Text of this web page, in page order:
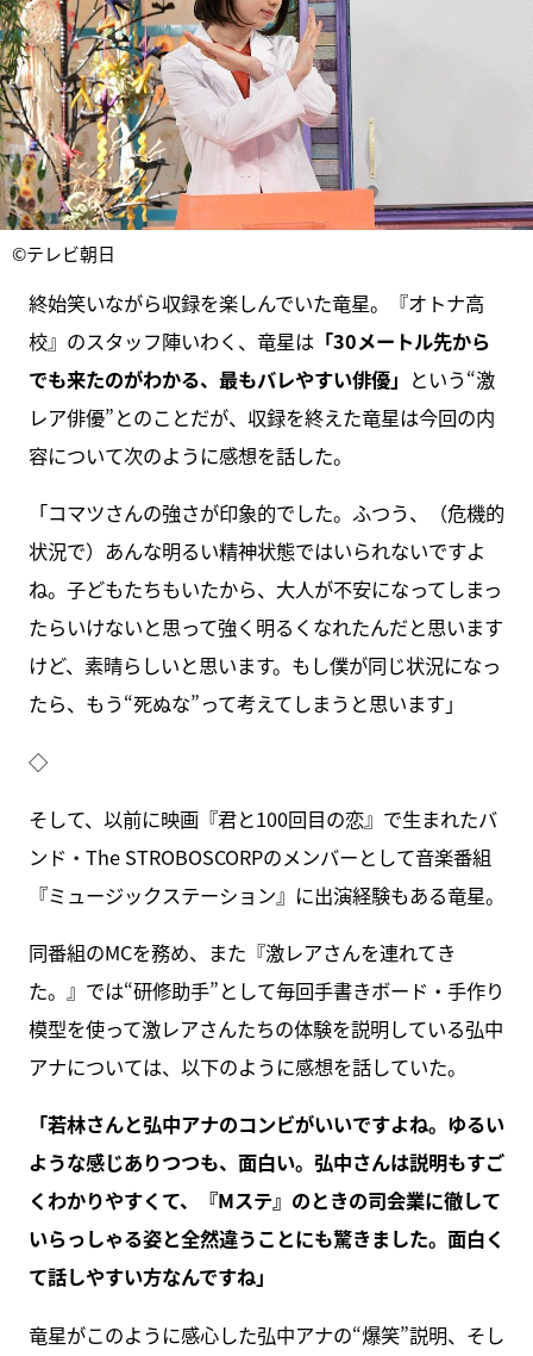
©テレビ朝日
終始笑いながら収録を楽しんでいた竜星。『オトナ高
校』のスタッフ陣いわく、竜星は「30メートル先から
でも来たのがわかる、最もバレやすい俳優」 という“激
レア俳優”とのことだが、収録を終えた竜星は今回の内
容について次のように感想を話した。
「コマツさんの強さが印象的でした。ふつう、（危機的
状況で）あんな明るい精神状態ではいられないですよ
ね。子どもたちもいたから、大人が不安になってしまっ
たらいけないと思って強く明るくなれたんだと思います
けど、素晴らしいと思います。もし僕が同じ状況になっ
たら、もう“死ぬな”って考えてしまうと思います」
◇
そして、以前に映画『君と100回目の恋』で生まれたバ
ンド・The STROBOSCORPのメンバーとして音楽番組
『ミュージックステーション』に出演経験もある竜星。
同番組のMCを務め、また『激レアさんを連れてき
た。』では“研修助手”として毎回手書きボード・手作り
模型を使って激レアさんたちの体験を説明している弘中
アナについては、以下のように感想を話していた。
「若林さんと弘中アナのコンビがいいですよね。ゆるい
ような感じありつつも、面白い。弘中さんは説明もすご
くわかりやすくて、『Mステ』のときの司会業に徹して
いらっしゃる姿と全然違うことにも驚きました。面白く
て話しやすい方なんですね」
竜星がこのように感心した弘中アナの“爆笑”説明、そし